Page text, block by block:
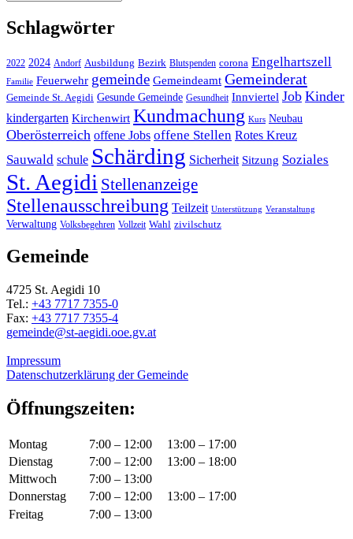
Schlagwörter
2022 2024 Andorf Ausbildung Bezirk Blutspenden corona Engelhartszell
Familie Feuerwehr gemeinde Gemeindeamt Gemeinderat
Gemeinde St. Aegidi Gesunde Gemeinde Gesundheit Innviertel Job Kinder
kindergarten Kirchenwirt Kundmachung Kurs Neubau
Oberösterreich offene Jobs offene Stellen Rotes Kreuz
Sauwald schule Schärding Sicherheit Sitzung Soziales
St. Aegidi Stellenanzeige
Stellenausschreibung Teilzeit Unterstützung Veranstaltung
Verwaltung Volksbegehren Vollzeit Wahl zivilschutz
Gemeinde
4725 St. Aegidi 10
Tel.: +43 7717 7355-0
Fax: +43 7717 7355-4
gemeinde@st-aegidi.ooe.gv.at
Impressum
Datenschutzerklärung der Gemeinde
Öffnungszeiten:
Montag 7:00 – 12:00
13:00 – 17:00
Dienstag
7:00 – 12:00
13:00 – 18:00
Mittwoch
7:00 – 13:00
Donnerstag
7:00 – 12:00
13:00 – 17:00
Freitag
7:00 – 13:00